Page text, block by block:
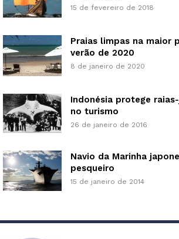
15 de fevereiro de 2018
Praias limpas na maior
verão de 2020
8 de janeiro de 2020
Indonésia protege
no turismo
26 de janeiro de 2016
Navio da Marinha
pesqueiro
15 de janeiro de 2014